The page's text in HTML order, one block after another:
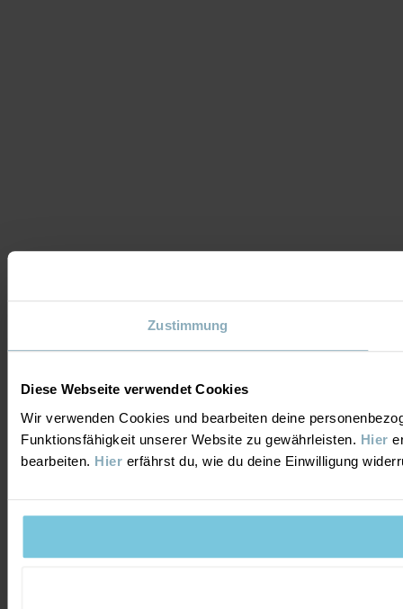
Zustimmung
Diese Webseite verwendet Cookies
Wir verwenden Cookies und bearbeiten deine
Funktionsfähigkeit unserer Website zu gewährleisten. Hier
bearbeiten. Hier erfährst du, wie du deine Einwilligung